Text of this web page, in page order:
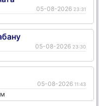
05-08-2026 23:31
05-08-2026 23:30
05-08-2026 11:43